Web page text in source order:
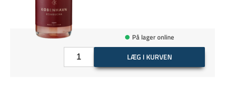
På lager online
LÆG I KURVEN